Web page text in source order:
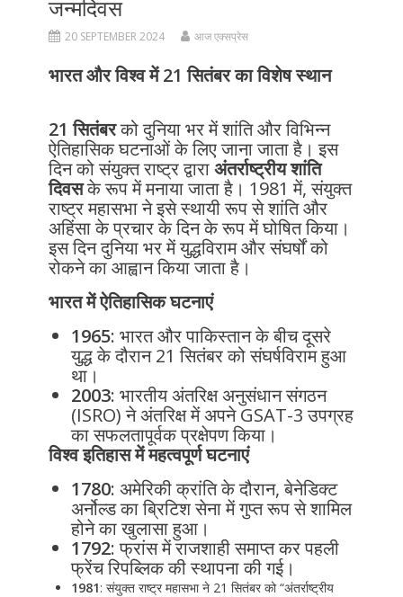
20 SEPTEMBER 2024 आज एक्सप्रेस
भारत और विश्व में 21 सितंबर का विशेष स्थान
21 सितंबरको दुनिया भर में शांति और विभिन्न
ऐतिहासिक घटनाओं के लिए जाना जाता है। इस
दिन को संयुक्त राष्ट्र द्वाराअंतर्राष्ट्रीय शांति
दिवसके रूप में मनाया जाता है। 1981 में, संयुक्त
राष्ट्र महासभा ने इसे स्थायी रूप से शांति और
अहिंसा के प्रचार के दिन के रूप में घोषित किया।
इस दिन दुनिया भर में युद्धविराम और संघर्षों को
रोकने का आह्वान किया जाता है।
भारत में ऐतिहासिक घटनाएं
1965: भारत और पाकिस्तान के बीच दूसरे
युद्ध के दौरान 21 सितंबर को संघर्षविराम हुआ
था।
2003: भारतीय अंतरिक्ष अनुसंधान संगठन
(ISRO) ने अंतरिक्ष में अपने GSAT-3 उपग्रह
का सफलतापूर्वक प्रक्षेपण किया।
विश्व इतिहास में महत्वपूर्ण घटनाएं
1780: अमेरिकी क्रांति के दौरान, बेनेडिक्ट
अर्नोल्ड का ब्रिटिश सेना में गुप्त रूप से शामिल
होने का खुलासा हुआ।
1792: फ्रांस में राजशाही समाप्त कर पहली
फ्रेंच रिपब्लिक की स्थापना की गई।
1981: संयुक्त राष्ट्र महासभा ने 21 सितंबर को “अंतर्राष्ट्रीय